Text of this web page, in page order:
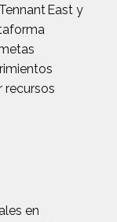
East y
recursos
en